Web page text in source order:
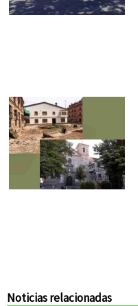
Noticias relacionadas